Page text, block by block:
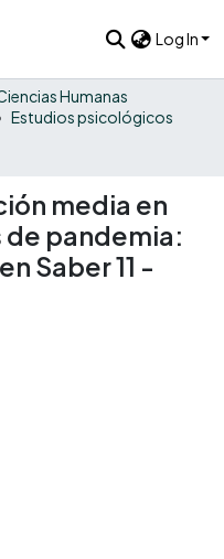
Log In
Humanas
Estudios psicológicos
media en
de pandemia:
Saber 11 -